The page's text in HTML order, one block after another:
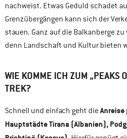
nachweist. Etwas Geduld schadet
Grenzübergängen kann sich der
stauen. Ganz auf die Balkanberge
denn Landschaft und Kultur bieten
WIE KOMME ICH ZUM „PEAKS
TREK?
Schnell und einfach geht dieAnreise
Hauptstädte Tirana (Albanien),